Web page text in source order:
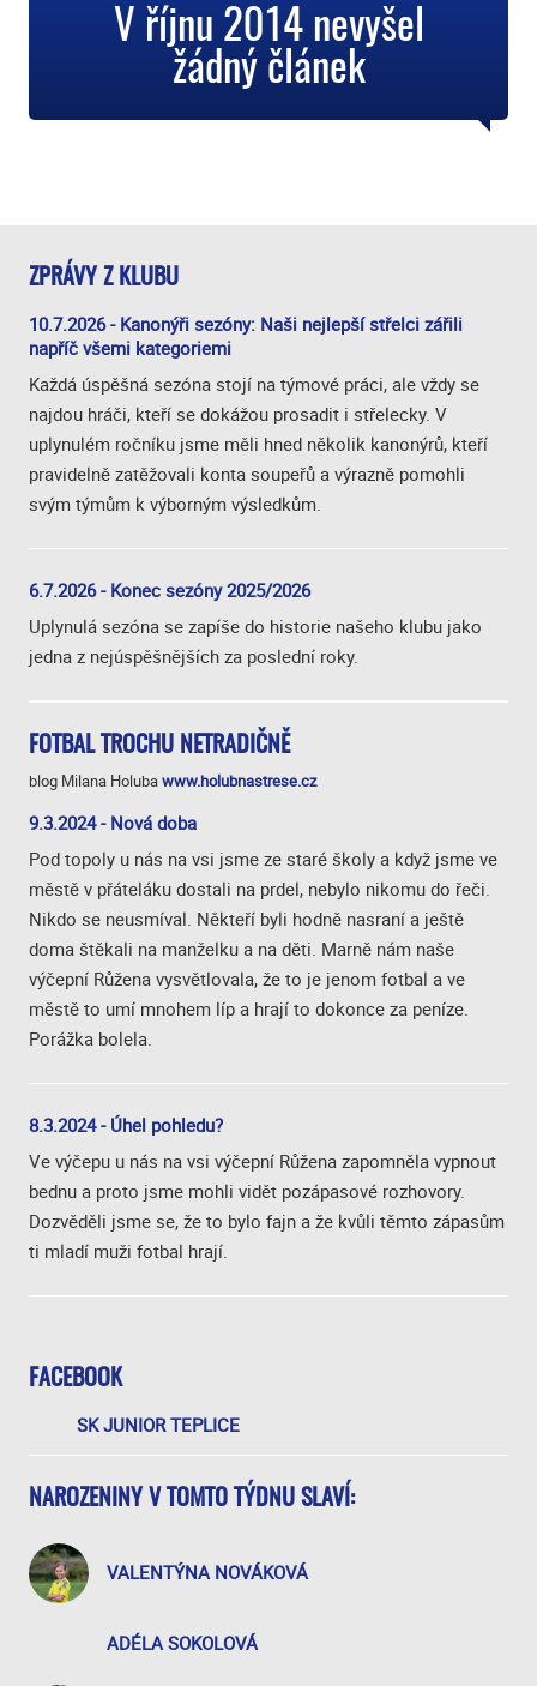
FACEBOOK
SK JUNIOR TEPLICE
NAROZENINY V TOMTO TÝDNU SLAVÍ:
VALENTÝNA NOVÁKOVÁ
ADÉLA SOKOLOVÁ
V říjnu 2014 nevyšel
žádný článek
ZPRÁVY Z KLUBU
10.7.2026 - Kanonýři sezóny: Naši nejlepší střelci zářili
napříč všemi kategoriemi
Každá úspěšná sezóna stojí na týmové práci, ale vždy se
najdou hráči, kteří se dokážou prosadit i střelecky. V
uplynulém ročníku jsme měli hned několik kanonýrů, kteří
pravidelně zatěžovali konta soupeřů a výrazně pomohli
svým týmům k výborným výsledkům.
6.7.2026 - Konec sezóny 2025/2026
Uplynulá sezóna se zapíše do historie našeho klubu jako
jedna z nejúspěšnějších za poslední roky.
FOTBAL TROCHU NETRADIČNĚ
blog Milana Holubawww.holubnastrese.cz
9.3.2024 - Nová doba
Pod topoly u nás na vsi jsme ze staré školy a když jsme ve
městě v přáteláku dostali na prdel, nebylo nikomu do řeči.
Nikdo se neusmíval. Někteří byli hodně nasraní a ještě
doma štěkali na manželku a na děti. Marně nám naše
výčepní Růžena vysvětlovala, že to je jenom fotbal a ve
městě to umí mnohem líp a hrají to dokonce za peníze.
Porážka bolela.
8.3.2024 - Úhel pohledu?
Ve výčepu u nás na vsi výčepní Růžena zapomněla vypnout
bednu a proto jsme mohli vidět pozápasové rozhovory.
Dozvěděli jsme se, že to bylo fajn a že kvůli těmto zápasům
ti mladí muži fotbal hrají.